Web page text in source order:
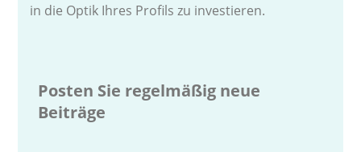
in die Optik Ihres Profils zu investieren.
Posten Sie regelmäßig neue
Beiträge